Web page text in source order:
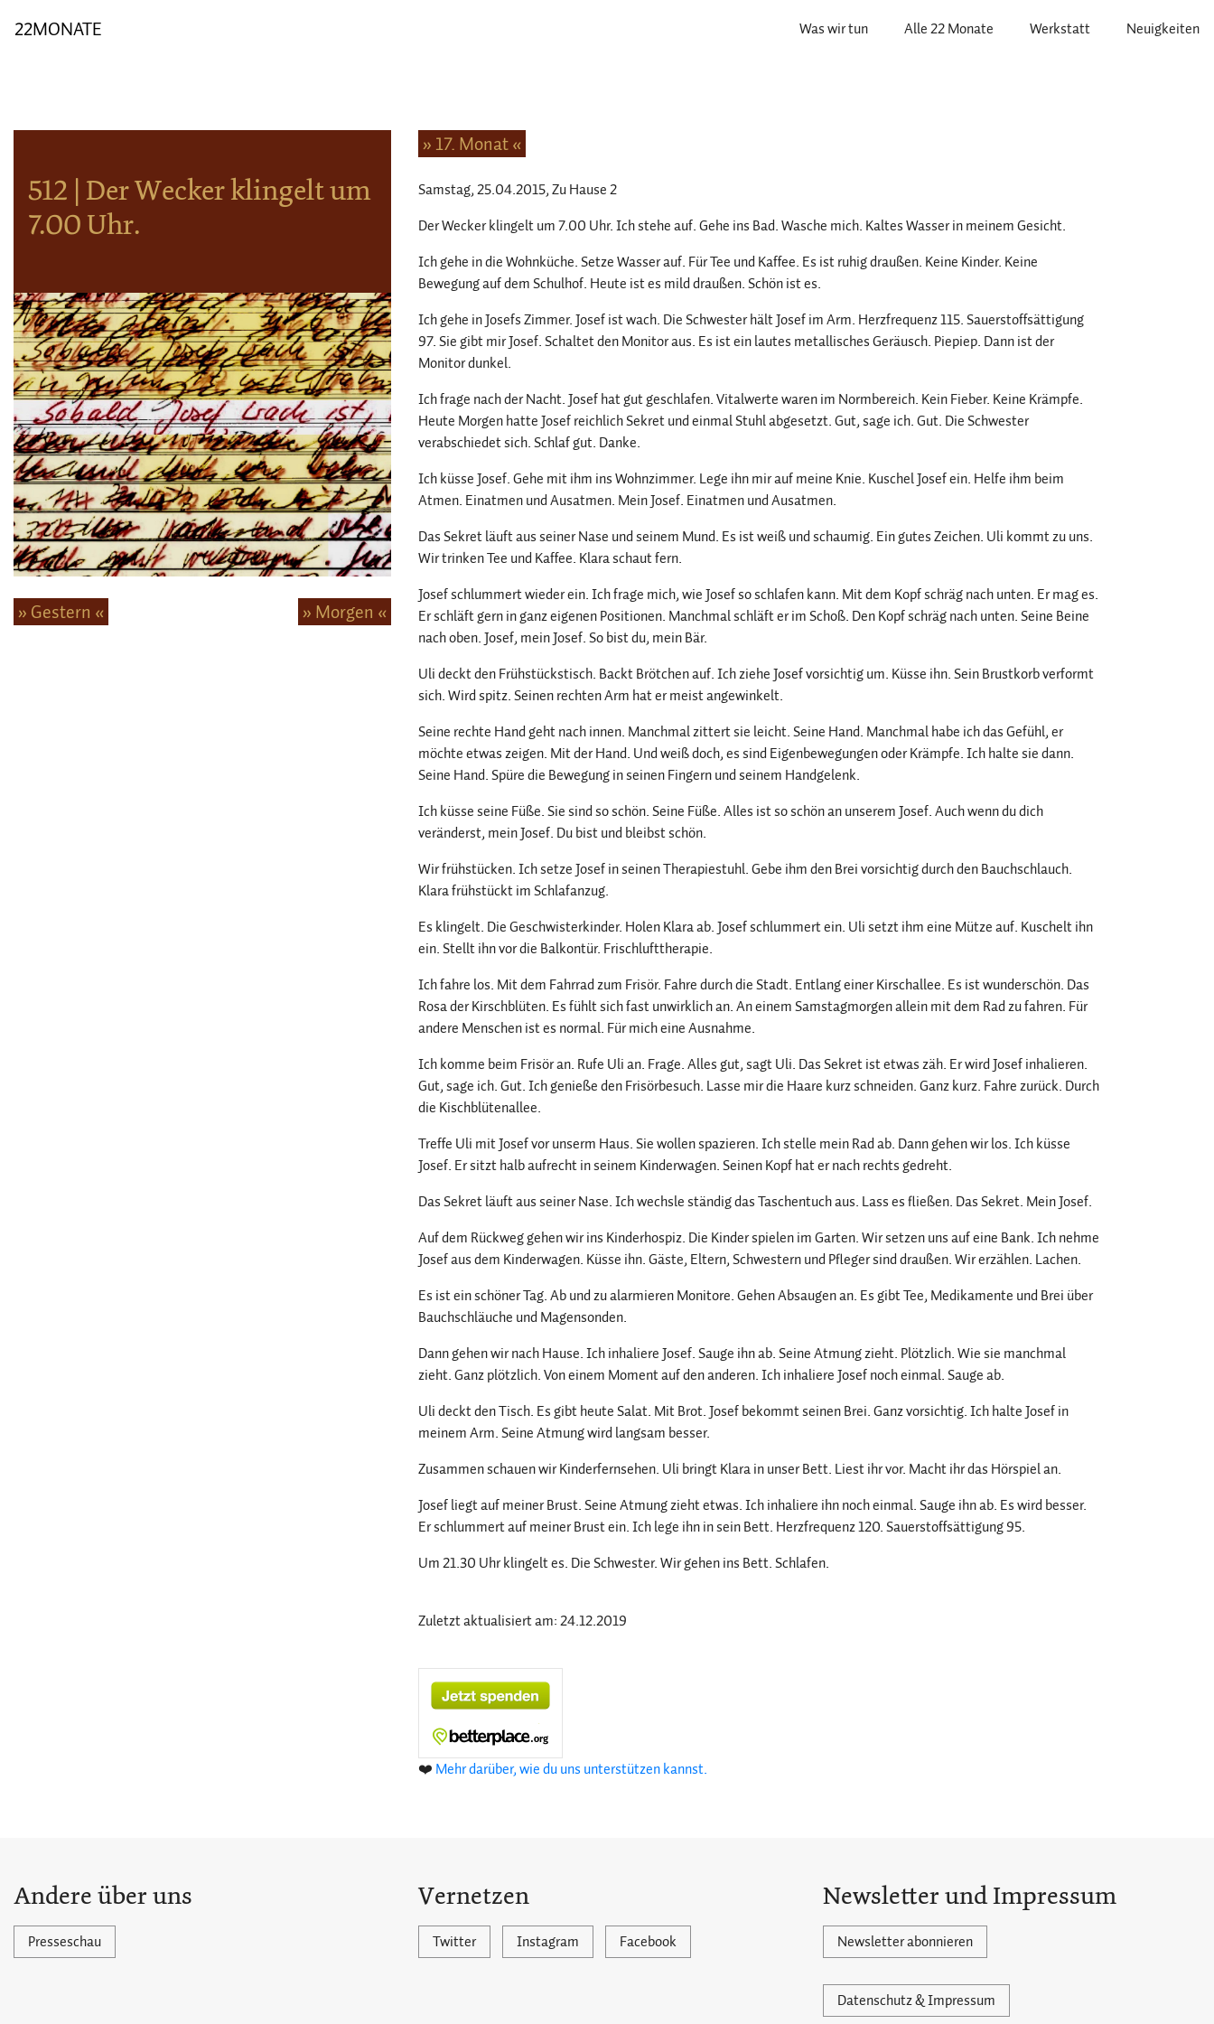
22MONATE Was wir tun Alle 22 Monate Werkstatt Neuigkeiten
512 | Der Wecker klingelt um
7.00 Uhr.
» Gestern « » Morgen «
» 17. Monat «
Samstag, 25.04.2015, Zu Hause 2
Der Wecker klingelt um 7.00 Uhr. Ich stehe auf. Gehe ins Bad. Wasche mich. Kaltes Wasser in meinem Gesicht.
Ich gehe in die Wohnküche. Setze Wasser auf. Für Tee und Kaffee. Es ist ruhig draußen. Keine Kinder. Keine
Bewegung auf dem Schulhof. Heute ist es mild draußen. Schön ist es.
Ich gehe in Josefs Zimmer. Josef ist wach. Die Schwester hält Josef im Arm. Herzfrequenz 115. Sauerstoffsättigung
97. Sie gibt mir Josef. Schaltet den Monitor aus. Es ist ein lautes metallisches Geräusch. Piepiep. Dann ist der
Monitor dunkel.
Ich frage nach der Nacht. Josef hat gut geschlafen. Vitalwerte waren im Normbereich. Kein Fieber. Keine Krämpfe.
Heute Morgen hatte Josef reichlich Sekret und einmal Stuhl abgesetzt. Gut, sage ich. Gut. Die Schwester
verabschiedet sich. Schlaf gut. Danke.
Ich küsse Josef. Gehe mit ihm ins Wohnzimmer. Lege ihn mir auf meine Knie. Kuschel Josef ein. Helfe ihm beim
Atmen. Einatmen und Ausatmen. Mein Josef. Einatmen und Ausatmen.
Das Sekret läuft aus seiner Nase und seinem Mund. Es ist weiß und schaumig. Ein gutes Zeichen. Uli kommt zu uns.
Wir trinken Tee und Kaffee. Klara schaut fern.
Josef schlummert wieder ein. Ich frage mich, wie Josef so schlafen kann. Mit dem Kopf schräg nach unten. Er mag es.
Er schläft gern in ganz eigenen Positionen. Manchmal schläft er im Schoß. Den Kopf schräg nach unten. Seine Beine
nach oben. Josef, mein Josef. So bist du, mein Bär.
Uli deckt den Frühstückstisch. Backt Brötchen auf. Ich ziehe Josef vorsichtig um. Küsse ihn. Sein Brustkorb verformt
sich. Wird spitz. Seinen rechten Arm hat er meist angewinkelt.
Seine rechte Hand geht nach innen. Manchmal zittert sie leicht. Seine Hand. Manchmal habe ich das Gefühl, er
möchte etwas zeigen. Mit der Hand. Und weiß doch, es sind Eigenbewegungen oder Krämpfe. Ich halte sie dann.
Seine Hand. Spüre die Bewegung in seinen Fingern und seinem Handgelenk.
Ich küsse seine Füße. Sie sind so schön. Seine Füße. Alles ist so schön an unserem Josef. Auch wenn du dich
veränderst, mein Josef. Du bist und bleibst schön.
Wir frühstücken. Ich setze Josef in seinen Therapiestuhl. Gebe ihm den Brei vorsichtig durch den Bauchschlauch.
Klara frühstückt im Schlafanzug.
Es klingelt. Die Geschwisterkinder. Holen Klara ab. Josef schlummert ein. Uli setzt ihm eine Mütze auf. Kuschelt ihn
ein. Stellt ihn vor die Balkontür. Frischlufttherapie.
Ich fahre los. Mit dem Fahrrad zum Frisör. Fahre durch die Stadt. Entlang einer Kirschallee. Es ist wunderschön. Das
Rosa der Kirschblüten. Es fühlt sich fast unwirklich an. An einem Samstagmorgen allein mit dem Rad zu fahren. Für
andere Menschen ist es normal. Für mich eine Ausnahme.
Ich komme beim Frisör an. Rufe Uli an. Frage. Alles gut, sagt Uli. Das Sekret ist etwas zäh. Er wird Josef inhalieren.
Gut, sage ich. Gut. Ich genieße den Frisörbesuch. Lasse mir die Haare kurz schneiden. Ganz kurz. Fahre zurück. Durch
die Kischblütenallee.
Treffe Uli mit Josef vor unserm Haus. Sie wollen spazieren. Ich stelle mein Rad ab. Dann gehen wir los. Ich küsse
Josef. Er sitzt halb aufrecht in seinem Kinderwagen. Seinen Kopf hat er nach rechts gedreht.
Das Sekret läuft aus seiner Nase. Ich wechsle ständig das Taschentuch aus. Lass es fließen. Das Sekret. Mein Josef.
Auf dem Rückweg gehen wir ins Kinderhospiz. Die Kinder spielen im Garten. Wir setzen uns auf eine Bank. Ich nehme
Josef aus dem Kinderwagen. Küsse ihn. Gäste, Eltern, Schwestern und Pfleger sind draußen. Wir erzählen. Lachen.
Es ist ein schöner Tag. Ab und zu alarmieren Monitore. Gehen Absaugen an. Es gibt Tee, Medikamente und Brei über
Bauchschläuche und Magensonden.
Dann gehen wir nach Hause. Ich inhaliere Josef. Sauge ihn ab. Seine Atmung zieht. Plötzlich. Wie sie manchmal
zieht. Ganz plötzlich. Von einem Moment auf den anderen. Ich inhaliere Josef noch einmal. Sauge ab.
Uli deckt den Tisch. Es gibt heute Salat. Mit Brot. Josef bekommt seinen Brei. Ganz vorsichtig. Ich halte Josef in
meinem Arm. Seine Atmung wird langsam besser.
Zusammen schauen wir Kinderfernsehen. Uli bringt Klara in unser Bett. Liest ihr vor. Macht ihr das Hörspiel an.
Josef liegt auf meiner Brust. Seine Atmung zieht etwas. Ich inhaliere ihn noch einmal. Sauge ihn ab. Es wird besser.
Er schlummert auf meiner Brust ein. Ich lege ihn in sein Bett. Herzfrequenz 120. Sauerstoffsättigung 95.
Um 21.30 Uhr klingelt es. Die Schwester. Wir gehen ins Bett. Schlafen.
Zuletzt aktualisiert am: 24.12.2019
❤️ Mehr darüber, wie du uns unterstützen kannst.
Andere über uns
Presseschau
Vernetzen
Twitter Instagram Facebook
Newsletter und Impressum
Newsletter abonnieren
Datenschutz & Impressum